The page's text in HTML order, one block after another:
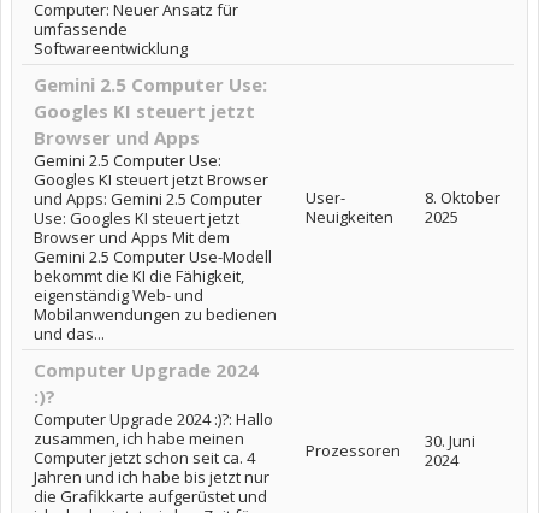
Computer: Neuer Ansatz für
umfassende
Softwareentwicklung
Gemini 2.5 Computer Use:
Googles KI steuert jetzt
Browser und Apps
Gemini 2.5 Computer Use:
Googles KI steuert jetzt Browser
und Apps: Gemini 2.5 Computer
Use: Googles KI steuert jetzt
Browser und Apps Mit dem
Gemini 2.5 Computer Use-Modell
bekommt die KI die Fähigkeit,
eigenständig Web- und
Mobilanwendungen zu bedienen
und das...
User-
Neuigkeiten
8. Oktober
2025
Computer Upgrade 2024
:)?
Computer Upgrade 2024 :)?: Hallo
zusammen, ich habe meinen
Computer jetzt schon seit ca. 4
Jahren und ich habe bis jetzt nur
die Grafikkarte aufgerüstet und
Prozessoren
30. Juni
2024